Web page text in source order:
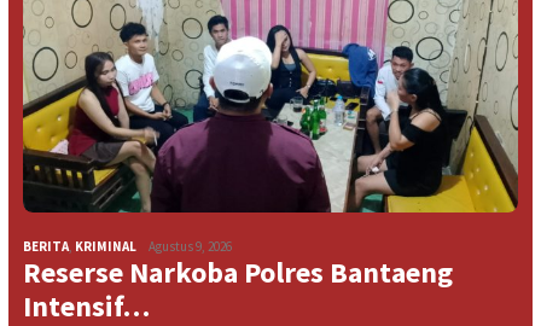
BERITA KRIMINAL Agustus 9, 2026
Reserse Narkoba Polres Bantaeng
Intensif…